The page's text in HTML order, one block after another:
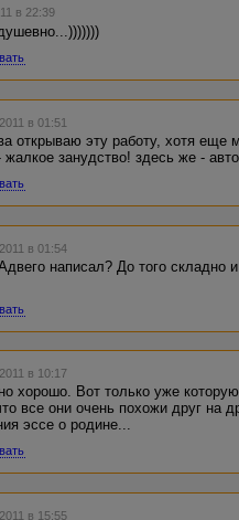
в 22:39
в 01:51
открываю эту работу, хотя еще
жалкое занудство! здесь же -
в 01:54
написал? До того складно
в 10:17
хорошо. Вот только уже
все они очень похожи друг на
эссе о родине...
в 15:55